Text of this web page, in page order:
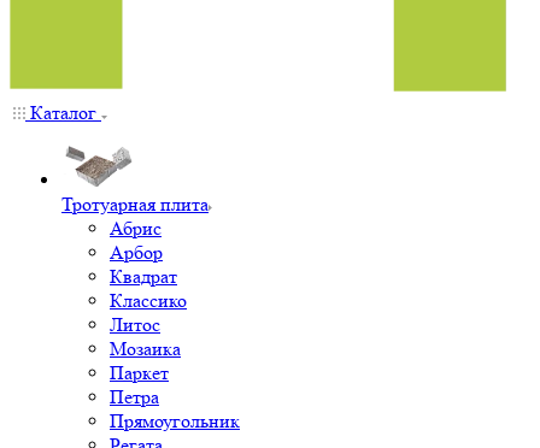
Каталог
Тротуарная плита
Абрис
Арбор
Квадрат
Классико
Литос
Мозаика
Паркет
Петра
Прямоугольник